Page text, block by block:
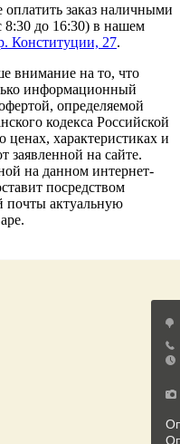
заказ наличными
8:30 до 16:30) в нашем
Конституции, 27.
внимание на то, что
информационный
определяемой
кодекса Российской
характеристиках и
заявленной на сайте.
на данном интернет-
посредством
почты актуальную